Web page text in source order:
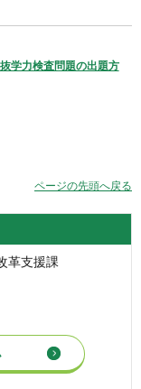
学力検査問題の出題方
ページの先頭へ戻る
革支援課